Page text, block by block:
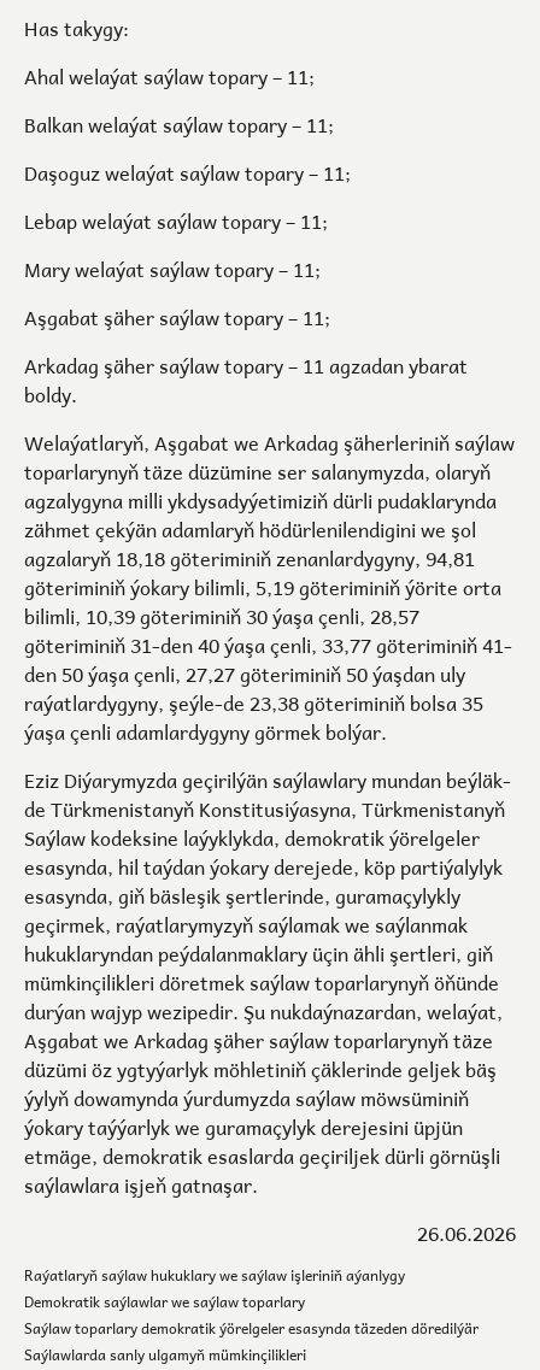
Has takygy:
Ahal welaýat saýlaw topary – 11;
Balkan welaýat saýlaw topary – 11;
Daşoguz welaýat saýlaw topary – 11;
Lebap welaýat saýlaw topary – 11;
Mary welaýat saýlaw topary – 11;
Aşgabat şäher saýlaw topary – 11;
Arkadag şäher saýlaw topary – 11 agzadan ybarat
boldy.
Welaýatlaryň, Aşgabat we Arkadag şäherleriniň saýlaw
toparlarynyň täze düzümine ser salanymyzda, olaryň
agzalygyna milli ykdysadyýetimiziň dürli pudaklarynda
zähmet çekýän adamlaryň hödürlenilendigini we şol
agzalaryň 18,18 göteriminiň zenanlardygyny, 94,81
göteriminiň ýokary bilimli, 5,19 göteriminiň ýörite orta
bilimli, 10,39 göteriminiň 30 ýaşa çenli, 28,57
göteriminiň 31-den 40 ýaşa çenli, 33,77 göteriminiň 41-
den 50 ýaşa çenli, 27,27 göteriminiň 50 ýaşdan uly
raýatlardygyny, şeýle-de 23,38 göteriminiň bolsa 35
ýaşa çenli adamlardygyny görmek bolýar.
Eziz Diýarymyzda geçirilýän saýlawlary mundan beýläk-
de Türkmenistanyň Konstitusiýasyna, Türkmenistanyň
Saýlaw kodeksine laýyklykda, demokratik ýörelgeler
esasynda, hil taýdan ýokary derejede, köp partiýalylyk
esasynda, giň bäsleşik şertlerinde, guramaçylykly
geçirmek, raýatlarymyzyň saýlamak we saýlanmak
hukuklaryndan peýdalanmaklary üçin ähli şertleri, giň
mümkinçilikleri döretmek saýlaw toparlarynyň öňünde
durýan wajyp wezipedir. Şu nukdaýnazardan, welaýat,
Aşgabat we Arkadag şäher saýlaw toparlarynyň täze
düzümi öz ygtyýarlyk möhletiniň çäklerinde geljek bäş
ýylyň dowamynda ýurdumyzda saýlaw möwsüminiň
ýokary taýýarlyk we guramaçylyk derejesini üpjün
etmäge, demokratik esaslarda geçiriljek dürli görnüşli
saýlawlara işjeň gatnaşar.
26.06.2026
Raýatlaryň saýlaw hukuklary we saýlaw işleriniň aýanlygy
Demokratik saýlawlar we saýlaw toparlary
Saýlaw toparlary demokratik ýörelgeler esasynda täzeden döredilýär
Saýlawlarda sanly ulgamyň mümkinçilikleri